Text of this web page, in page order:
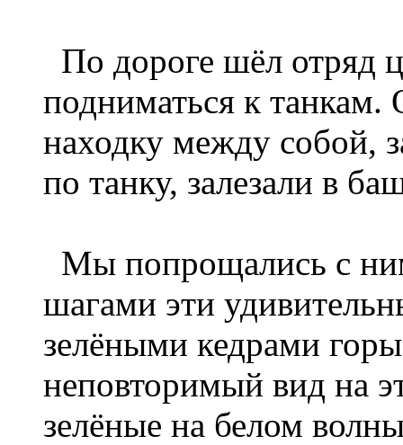
По дороге шёл отряд
подниматься к
находку между собой,
по танку, залезали в
Мы попрощались с
шагами эти
зелёными кедрами
неповторимый вид на
зелёные на белом